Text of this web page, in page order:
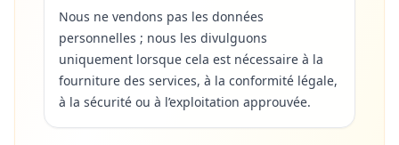
Nous ne vendons pas les données
personnelles ; nous les divulguons
uniquement lorsque cela est nécessaire à la
fourniture des services, à la conformité légale,
à la sécurité ou à l’exploitation approuvée.